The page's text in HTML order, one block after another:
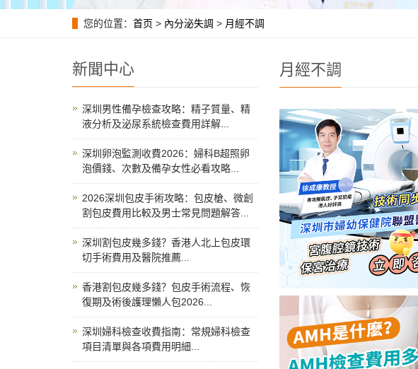
您的位置： 首页 > 內分泌失調 > 月經不調
月經不調
新聞中心
深圳男性備孕檢查攻略：精子質量、精
液分析及泌尿系統檢查費用詳解...
深圳卵泡監測收費2026：婦科B超照卵
泡價錢、次數及備孕女性必看攻略...
2026深圳包皮手術攻略：包皮槍、微創
割包皮費用比較及男士常見問題解答...
深圳割包皮幾多錢？香港人北上包皮環
切手術費用及醫院推薦...
香港割包皮幾多錢？包皮手術流程、恢
復期及術後護理懶人包2026...
深圳婦科檢查收費指南：常規婦科檢查
項目清單與各項費用明細...